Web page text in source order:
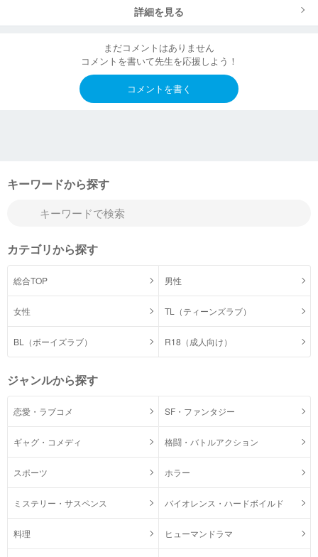
詳細を見る
まだコメントはありません
コメントを書いて先生を応援しよう！
コメントを書く
キーワードから探す
カテゴリから探す
総合TOP 男性
女性 TL（ティーンズラブ）
BL（ボーイズラブ） R18（成人向け）
ジャンルから探す
恋愛・ラブコメ SF・ファンタジー
ギャグ・コメディ 格闘・バトルアクション
スポーツ ホラー
ミステリー・サスペンス バイオレンス・ハードボイルド
料理 ヒューマンドラマ